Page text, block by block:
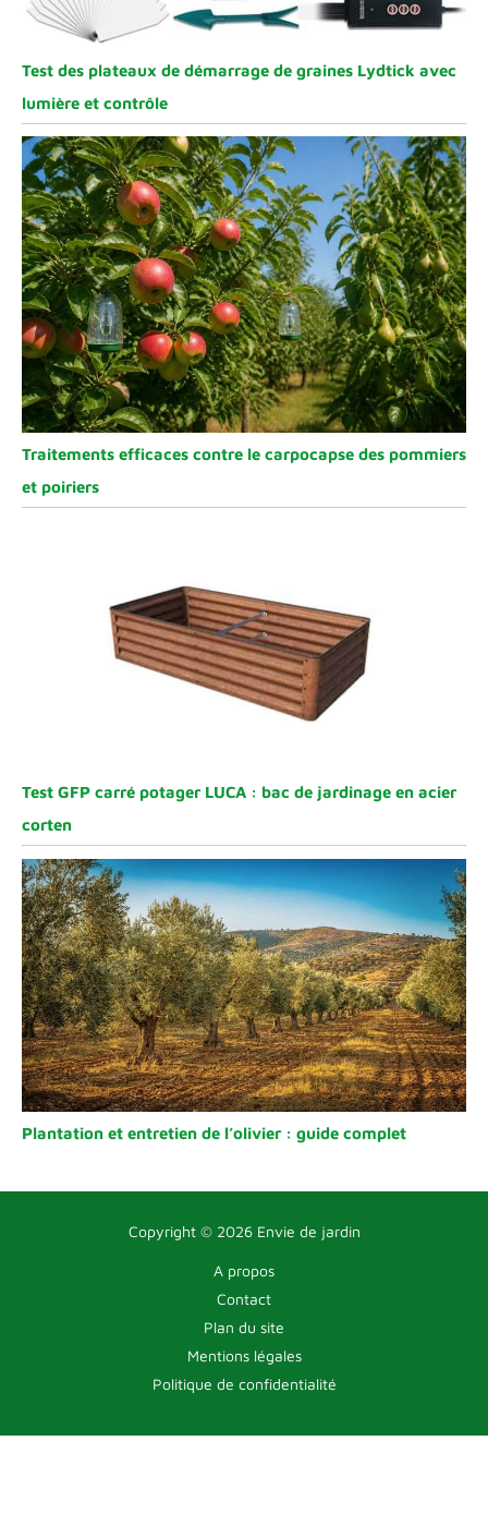
Test des plateaux de démarrage de graines Lydtick avec
lumière et contrôle
Traitements efficaces contre le carpocapse des pommiers
et poiriers
Test GFP carré potager LUCA : bac de jardinage en acier
corten
Plantation et entretien de l’olivier : guide complet
Copyright © 2026 Envie de jardin
A propos
Contact
Plan du site
Mentions légales
Politique de confidentialité